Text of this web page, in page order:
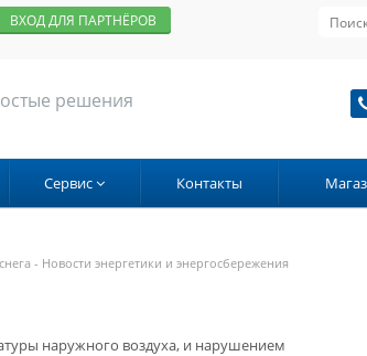
ВХОД ДЛЯ ПАРТНЁРОВ
решения
Сервис Контакты
- Новости энергетики и энергосбережения
наружного воздуха, и нарушением